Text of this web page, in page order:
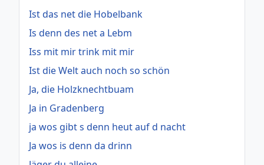
Ist das net die Hobelbank
Is denn des net a Lebm
Iss mit mir trink mit mir
Ist die Welt auch noch so schön
Ja, die Holzknechtbuam
Ja in Gradenberg
ja wos gibt s denn heut auf d nacht
Ja wos is denn da drinn